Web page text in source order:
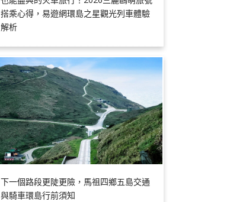
搭乘心得，易遊網環島之星觀光列車體驗
解析
下一個路段更陡更險，馬祖四鄉五島交通
與騎車環島行前須知